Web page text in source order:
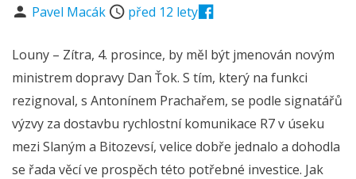
Pavel Macák před 12 lety
Louny – Zítra, 4. prosince, by měl být jmenován novým
ministrem dopravy Dan Ťok. S tím, který na funkci
rezignoval, s Antonínem Prachařem, se podle signatářů
výzvy za dostavbu rychlostní komunikace R7 v úseku
mezi Slaným a Bitozevsí, velice dobře jednalo a dohodla
se řada věcí ve prospěch této potřebné investice. Jak